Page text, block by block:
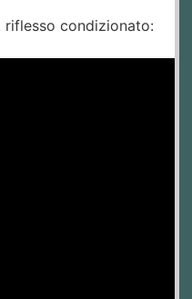
riflesso condizionato: